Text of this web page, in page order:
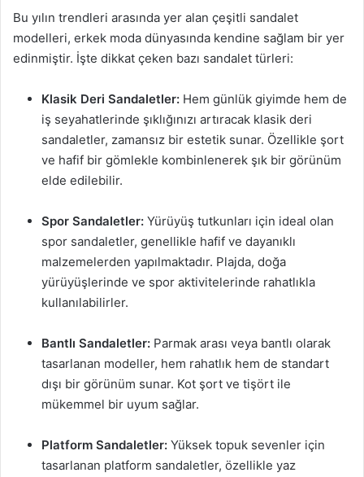
Bu yılın trendleri arasında yer alan çeşitli sandalet
modelleri, erkek moda dünyasında kendine sağlam bir yer
edinmiştir. İşte dikkat çeken bazı sandalet türleri:
Klasik Deri Sandaletler: Hem günlük giyimde hem de
iş seyahatlerinde şıklığınızı artıracak klasik deri
sandaletler, zamansız bir estetik sunar. Özellikle şort
ve hafif bir gömlekle kombinlenerek şık bir görünüm
elde edilebilir.
Spor Sandaletler: Yürüyüş tutkunları için ideal olan
spor sandaletler, genellikle hafif ve dayanıklı
malzemelerden yapılmaktadır. Plajda, doğa
yürüyüşlerinde ve spor aktivitelerinde rahatlıkla
kullanılabilirler.
Bantlı Sandaletler: Parmak arası veya bantlı olarak
tasarlanan modeller, hem rahatlık hem de standart
dışı bir görünüm sunar. Kot şort ve tişört ile
mükemmel bir uyum sağlar.
Platform Sandaletler: Yüksek topuk sevenler için
tasarlanan platform sandaletler, özellikle yaz